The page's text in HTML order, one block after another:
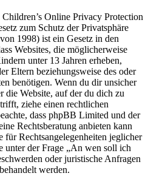
Online Privacy Protection
zum Schutz der Privatsphäre
1998) ist ein Gesetz in den
Websites, die möglicherweise
unter 13 Jahren erheben,
Eltern beziehungsweise des oder
benötigen. Wenn du dir unsicher
die Website, auf der du dich zu
ziehe einen rechtlichen
dass phpBB Limited und der
Rechtsberatung anbieten kann
für Rechtsangelegenheiten jeglicher
unter der Frage „An wen soll ich
oder juristische Anfragen
werden.